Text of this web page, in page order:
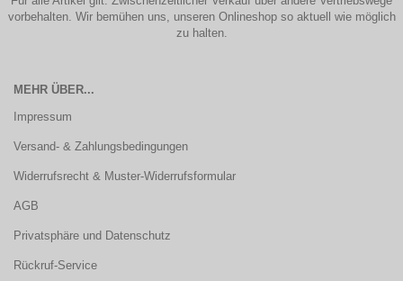
vorbehalten. Wir bemühen uns, unseren Onlineshop so aktuell wie möglich
zu halten.
MEHR ÜBER...
Impressum
Versand- & Zahlungsbedingungen
Widerrufsrecht & Muster-Widerrufsformular
AGB
Privatsphäre und Datenschutz
Rückruf-Service